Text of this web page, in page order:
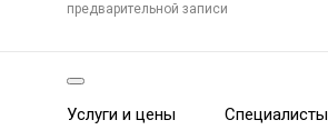
предварительной записи
Услуги и цены Специалисты